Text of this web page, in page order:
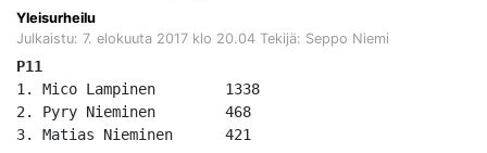
Yleisurheilu
Julkaistu: 7. elokuuta 2017 klo 20.04 Tekijä: Seppo Niemi
P11
1. Mico Lampinen	1338
2. Pyry Nieminen	468
3. Matias Nieminen	421